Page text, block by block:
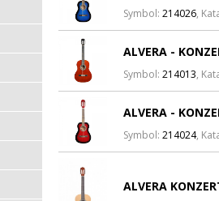
Symbol: 214026,
ALVERA -
Symbol: 214013,
ALVERA -
Symbol: 214024,
ALVERA